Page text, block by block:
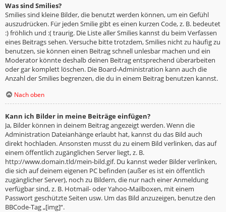
Was sind Smilies?
Smilies sind kleine Bilder, die benutzt werden können, um ein Gefühl
auszudrücken. Für jeden Smilie gibt es einen kurzen Code, z. B. bedeutet
:) fröhlich und :( traurig. Die Liste aller Smilies kannst du beim Verfassen
eines Beitrags sehen. Versuche bitte trotzdem, Smilies nicht zu häufig zu
benutzen, sie können einen Beitrag schnell unlesbar machen und ein
Moderator könnte deshalb deinen Beitrag entsprechend überarbeiten
oder gar komplett löschen. Die Board-Administration kann auch die
Anzahl der Smilies begrenzen, die du in einem Beitrag benutzen kannst.
Nach oben
Kann ich Bilder in meine Beiträge einfügen?
Ja, Bilder können in deinem Beitrag angezeigt werden. Wenn die
Administration Dateianhänge erlaubt hat, kannst du das Bild auch
direkt hochladen. Ansonsten musst du zu einem Bild verlinken, das auf
einem öffentlich zugänglichen Server liegt, z. B.
http://www.domain.tld/mein-bild.gif. Du kannst weder Bilder verlinken,
die sich auf deinem eigenen PC befinden (außer es ist ein öffentlich
zugänglicher Server), noch zu Bildern, die nur nach einer Anmeldung
verfügbar sind, z. B. Hotmail- oder Yahoo-Mailboxen, mit einem
Passwort geschützte Seiten usw. Um das Bild anzuzeigen, benutze den
BBCode-Tag „[img]“.